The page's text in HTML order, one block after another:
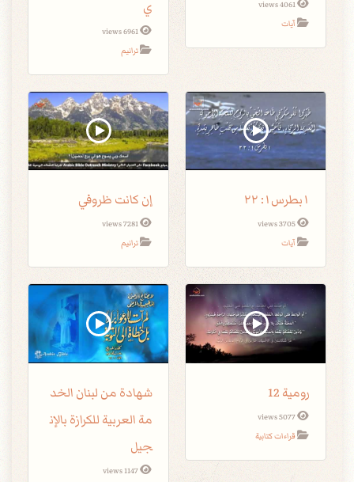
4061 views
آيات
ي
6961 views
ترانيم
١بطرس١: ٢٢
3705 views
آيات
إن كانت ظروفي
7281 views
ترانيم
رومية 12
5077 views
قراءات كتابية
شهادة من لبنان الخد
مة العربية للكرازة بالإن
جيل
1147 views